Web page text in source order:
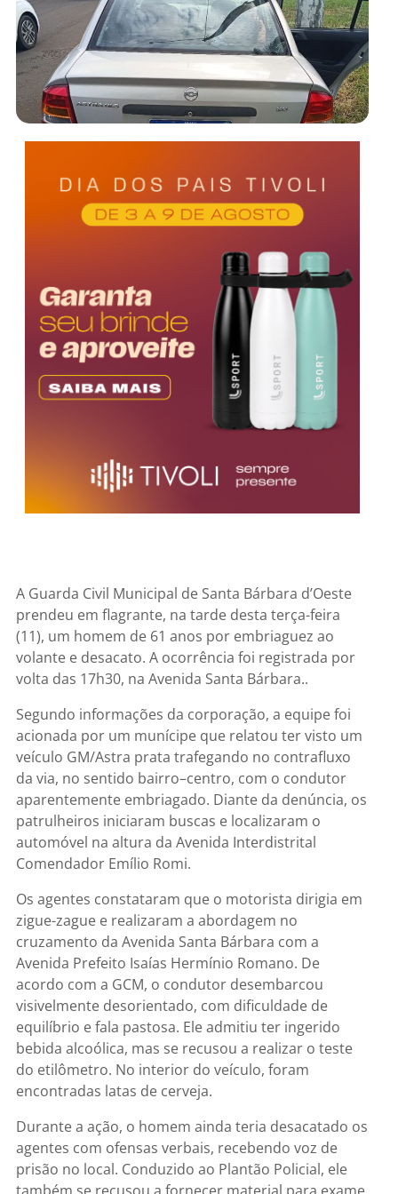
A Guarda Civil Municipal de Santa Bárbara d’Oeste
prendeu em flagrante, na tarde desta terça-feira
(11), um homem de 61 anos por embriaguez ao
volante e desacato. A ocorrência foi registrada por
volta das 17h30, na Avenida Santa Bárbara..
Segundo informações da corporação, a equipe foi
acionada por um munícipe que relatou ter visto um
veículo GM/Astra prata trafegando no contrafluxo
da via, no sentido bairro–centro, com o condutor
aparentemente embriagado. Diante da denúncia, os
patrulheiros iniciaram buscas e localizaram o
automóvel na altura da Avenida Interdistrital
Comendador Emílio Romi.
Os agentes constataram que o motorista dirigia em
zigue-zague e realizaram a abordagem no
cruzamento da Avenida Santa Bárbara com a
Avenida Prefeito Isaías Hermínio Romano. De
acordo com a GCM, o condutor desembarcou
visivelmente desorientado, com dificuldade de
equilíbrio e fala pastosa. Ele admitiu ter ingerido
bebida alcoólica, mas se recusou a realizar o teste
do etilômetro. No interior do veículo, foram
encontradas latas de cerveja.
Durante a ação, o homem ainda teria desacatado os
agentes com ofensas verbais, recebendo voz de
prisão no local. Conduzido ao Plantão Policial, ele